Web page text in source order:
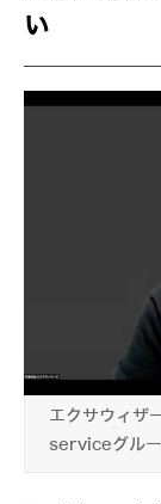
い
エクサウィザ
serviceグル